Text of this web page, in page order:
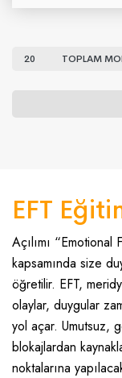
20 TOPLAM
EFT
Açılımı
kapsamında size
öğretilir. EFT,
olaylar, duygular
yol açar. Umutsuz,
blokajlardan
noktalarına